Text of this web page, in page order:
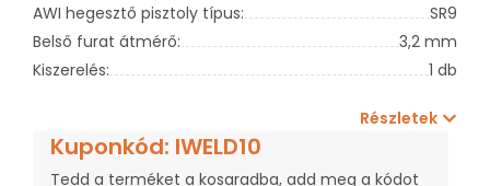
AWI hegesztő pisztoly típus:
SR9
Belső furat átmérő:
3,2 mm
Kiszerelés:
1 db
Részletek
Kuponkód: IWELD10
Tedd a terméket a kosaradba, add meg a kódot